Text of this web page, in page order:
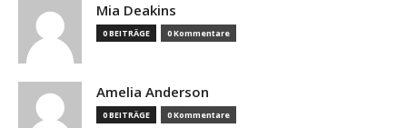
Mia Deakins
0 BEITRÄGE 0 Kommentare
Amelia Anderson
0 BEITRÄGE 0 Kommentare